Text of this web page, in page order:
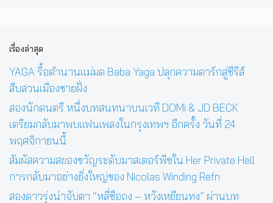
เรื่องล่าสุด
YAGA รื้อตำนานแม่มด Baba Yaga ปลุกความดาร์กสู่ซีรีส์
สืบสวนเมืองชายฝั่ง
สองนักดนตรี หนึ่งบทสนทนาบนเวที DOMi & JD BECK
เตรียมกลับมาพบแฟนเพลงในกรุงเทพฯ อีกครั้ง วันที่ 24
พฤศจิกายนนี้
สัมผัสความสยองขวัญระดับมาสเตอร์พีซใน Her Private Hell
การกลับมาอย่างยิ่งใหญ่ของ Nicolas Winding Refn
สองดาวรุ่งน่าจับตา “หลี่ซือถง – หวังเหยียนทง” ผ่านบท